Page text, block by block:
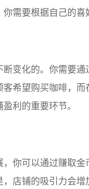
需要根据自己的喜
断变化的。你需要
客希望购买咖啡，
利的重要环节。
，你可以通过赚取
，店铺的吸引力会